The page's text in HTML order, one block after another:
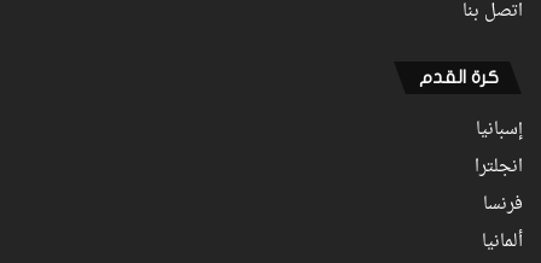
اتصل بنا
كرة القدم
إسبانيا
انجلترا
فرنسا
ألمانيا